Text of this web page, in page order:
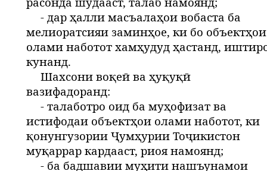
- дар ҳалли масъалаҳои вобаста ба
мелиоратсияи заминҳое, ки бо объектҳои
олами наботот хамҳудуд ҳастанд,
кунанд.
Шахсони воқеӣ ва ҳуқуқӣ
вазифадоранд:
- талаботро оид ба муҳофизат ва
истифодаи объектҳои олами наботот, ки
қонунгузории Ҷумҳурии Тоҷикистон
муқаррар кардааст, риоя намоянд;
- ба бадшавии муҳити нашъунамои